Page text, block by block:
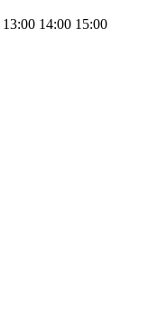
13:00 14:00 15:00